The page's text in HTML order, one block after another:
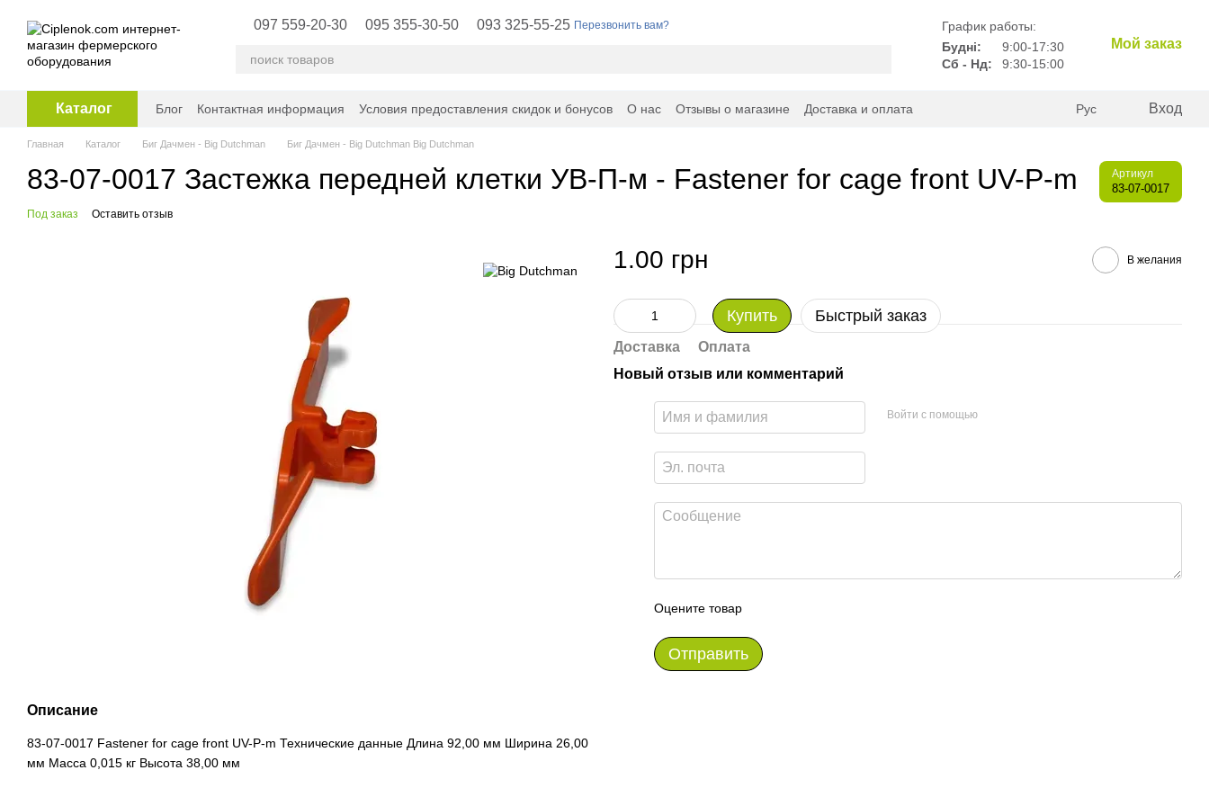
097 559-20-30 095 355-30-50 093 325-55-25 Перезвонить вам?
График работы:
Будні:
9:00-17:30
Сб - Нд:
9:30-15:00
Мой заказ
Каталог Блог Контактная информация Условия предоставления скидок и бонусов О нас Отзывы о магазине Доставка и оплата Рус Вход
Главная Каталог Биг Дачмен - Big Dutchman Биг Дачмен - Big Dutchman Big Dutchman
83-07-0017 Застежка передней клетки УВ-П-м - Fastener for cage front UV-P-m Артикул
83-07-0017
Под заказ Оставить отзыв
Описание
83-07-0017 Fastener for cage front UV-P-m Технические данные Длина 92,00 мм Ширина 26,00
мм Масса 0,015 кг Высота 38,00 мм
1.00 грн В желания
Купить Быстрый заказ
Доставка
Оплата
Новый отзыв или комментарий
Войти с помощью
Оцените товар
Отправить